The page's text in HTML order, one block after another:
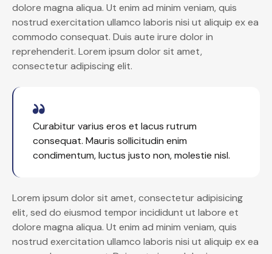
dolore magna aliqua. Ut enim ad minim veniam, quis
nostrud exercitation ullamco laboris nisi ut aliquip ex ea
commodo consequat. Duis aute irure dolor in
reprehenderit. Lorem ipsum dolor sit amet,
consectetur adipiscing elit.
Curabitur varius eros et lacus rutrum
consequat. Mauris sollicitudin enim
condimentum, luctus justo non, molestie nisl.
Lorem ipsum dolor sit amet, consectetur adipisicing
elit, sed do eiusmod tempor incididunt ut labore et
dolore magna aliqua. Ut enim ad minim veniam, quis
nostrud exercitation ullamco laboris nisi ut aliquip ex ea